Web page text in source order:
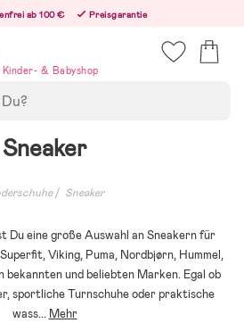
ab 100 €
Preisgarantie
versenden wir direkt nach dem Feiertag
& Babyshop
Sneaker
Sneaker
Du eine große Auswahl an Sneakern für
Viking, Puma, Nordbjørn, Hummel,
bekannten und beliebten Marken. Egal ob
sportliche Turnschuhe oder praktische
wass... Mehr